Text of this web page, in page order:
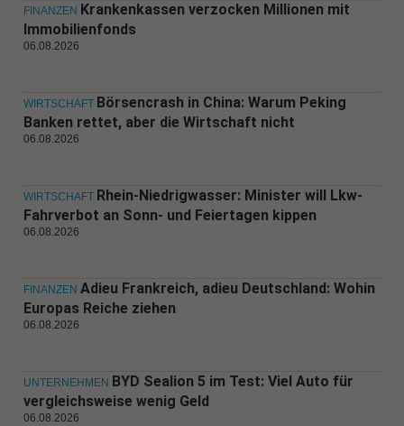
FINANZEN Krankenkassen verzocken Millionen mit
Immobilienfonds
06.08.2026
WIRTSCHAFT Börsencrash in China: Warum Peking
Banken rettet, aber die Wirtschaft nicht
06.08.2026
WIRTSCHAFT Rhein-Niedrigwasser: Minister will Lkw-
Fahrverbot an Sonn- und Feiertagen kippen
06.08.2026
FINANZEN Adieu Frankreich, adieu Deutschland: Wohin
Europas Reiche ziehen
06.08.2026
UNTERNEHMEN BYD Sealion 5 im Test: Viel Auto für
vergleichsweise wenig Geld
06.08.2026